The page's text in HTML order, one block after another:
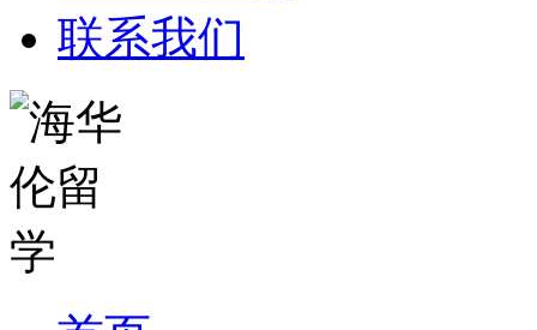
联系我们